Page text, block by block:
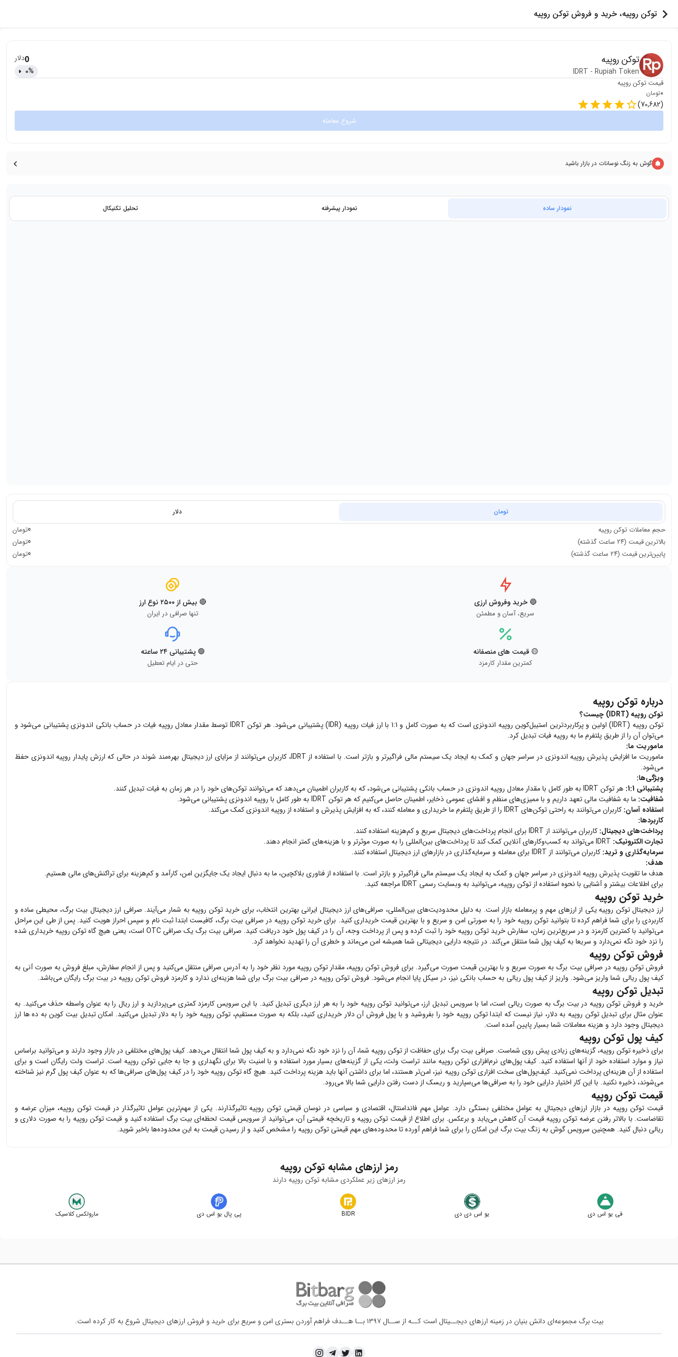
توکن روپیه، خرید و فروش توکن روپیه
توکن روپیه
IDRT - Rupiah Token
0دلار
0%
قیمت توکن روپیه
0تومان
(
70,682
)
شروع معامله
گوش به زنگ نوسانات در بازار باشید
نمودار ساده نمودار پیشرفته تحلیل تکنیکال
تومان دلار
حجم معاملات توکن روپیه 0تومان
بالاترین قیمت (۲۴ ساعت گذشته)
0تومان
پایین‌ترین قیمت (۲۴ ساعت گذشته)
0تومان
🔵 خرید وفروش ارزی
سریع، آسان و مطمئن
🔴 بیش از ۲۵۰۰ نوع ارز
تنها صرافی در ایران
🟡 قیمت های منصفانه
کمترین مقدار کارمزد
🟢 پشتیبانی ۲۴ ساعته
حتی در ایام تعطیل
درباره توکن روپیه
توکن روپیه (IDRT) چیست؟
توکن روپیه (IDRT) اولین و پرکاربردترین استیبل‌کوین روپیه اندونزی است که به صورت کامل و 1:1 با ارز فیات روپیه (IDR) پشتیبانی می‌شود. هر توکن IDRT توسط مقدار معادل روپیه فیات در حساب بانکی اندونزی پشتیبانی می‌شود و
می‌توان آن را از طریق پلتفرم ما به روپیه فیات تبدیل کرد.
ماموریت ما:
ماموریت ما افزایش پذیرش روپیه اندونزی در سراسر جهان و کمک به ایجاد یک سیستم مالی فراگیرتر و بازتر است. با استفاده از IDRT، کاربران می‌توانند از مزایای ارز دیجیتال بهره‌مند شوند در حالی که ارزش پایدار روپیه اندونزی حفظ
می‌شود.
ویژگی‌ها:
پشتیبانی 1:1:
هر توکن IDRT به طور کامل با مقدار معادل روپیه اندونزی در حساب بانکی پشتیبانی می‌شود، که به کاربران اطمینان می‌دهد که می‌توانند توکن‌های خود را در هر زمان به فیات تبدیل کنند.
شفافیت: ما به شفافیت مالی تعهد داریم و با ممیزی‌های منظم و افشای عمومی ذخایر، اطمینان حاصل می‌کنیم که هر توکن IDRT به طور کامل با روپیه اندونزی پشتیبانی می‌شود.
استفاده آسان: کاربران می‌توانند به راحتی توکن‌های IDRT را از طریق پلتفرم ما خریداری و معامله کنند، که به افزایش پذیرش و استفاده از روپیه اندونزی کمک می‌کند.
کاربردها:
پرداخت‌های دیجیتال: کاربران می‌توانند از IDRT برای انجام پرداخت‌های دیجیتال سریع و کم‌هزینه استفاده کنند.
تجارت الکترونیک:
سرمایه‌گذاری و ترید: کاربران می‌توانند از IDRT برای معامله و سرمایه‌گذاری در بازارهای ارز دیجیتال استفاده کنند.
هدف:
هدف ما تقویت پذیرش روپیه اندونزی در سراسر جهان و کمک به ایجاد یک سیستم مالی فراگیرتر و بازتر است. با استفاده از فناوری بلاکچین، ما به دنبال ایجاد یک جایگزین امن، کارآمد و کم‌هزینه برای تراکنش‌های مالی هستیم.
برای اطلاعات بیشتر و آشنایی با نحوه استفاده از توکن روپیه، می‌توانید به وبسایت رسمی IDRT مراجعه کنید.
خرید توکن روپیه
ارز دیجیتالتوکن روپیهیکی از ارزهای مهم و پرمعامله بازار است. به دلیل محدودیت‌های بین‌المللی، صرافی‌های ارز دیجیتال ایرانی بهترین انتخاب، برای خریدتوکن روپیهبه شمار می‌آیند. صرافی ارز دیجیتال بیت برگ، محیطی ساده و
کاربردی را برای شما فراهم کرده تا بتوانید توکن روپیهخود را به صورتی امن و سریع و با بهترین قیمت خریداری کنید. برای خریدتوکن روپیه در صرافی بیت برگ، کافیست ابتدا ثبت نام و سپس احراز هویت کنید. پس از طی این مراحل
می‌توانید با کمترین کارمزد و در سریع‌ترین زمان، سفارش خرید توکن روپیهخود را ثبت کرده و پس از پرداخت وجه، آن را در کیف پول خود دریافت کنید. صرافی بیت برگ یک صرافی OTC است، یعنی هیچ گاه توکن روپیهخریداری شده
را نزد خود نگه نمی‌دارد و سریعا به کیف پول شما منتقل می‌کند. در نتیجه دارایی دیجیتالی شما همیشه امن می‌ماند و خطری آن را تهدید نخواهد کرد.
فروش توکن روپیه
فروشتوکن روپیهدر صرافی بیت برگ به صورت سریع و با بهترین قیمت صورت می‌گیرد. برای فروشتوکن روپیه، مقدار توکن روپیهمورد نظر خود را به آدرس صرافی منتقل می‌کنید و پس از انجام سفارش، مبلغ فروش به صورت آنی به
کیف پول ریالی شما واریز می‌شود. واریز از کیف پول ریالی به حساب بانکی نیز، در سیکل پایا انجام می‌شود. فروشتوکن روپیهدر صرافی بیت برگ برای شما هزینه‌ای ندارد و کارمزد فروشتوکن روپیهدر بیت برگ رایگان می‌باشد.
تبدیل توکن روپیه
خرید و فروش توکن روپیه در بیت برگ به صورت ریالی است، اما با سرویس تبدیل ارز، می‌توانید توکن روپیه خود را به هر ارز دیگری تبدیل کنید. با این سرویس کارمزد کمتری می‌پردازید و ارز ریال را به عنوان واسطه حذف می‌کنید. به
عنوان مثال برای تبدیلتوکن روپیه به دلار، نیاز نیست که ابتداتوکن روپیهخود را بفروشید و با پول فروش آن دلار خریداری کنید، بلکه به صورت مستقیم، توکن روپیه خود را به دلار تبدیل می‌کنید. امکان تبدیل بیت کوین به ده ها ارز
دیجیتال وجود دارد و هزینه معاملات شما بسیار پایین آمده است.
کیف پول توکن روپیه
برای ذخیرهتوکن روپیه، گزینه‌های زیادی پیش روی شماست. صرافی بیت برگ برای حفاظت از توکن روپیه شما، آن را نزد خود نگه نمی‌دارد و به کیف پول شما انتقال می‌دهد. کیف پول‌های مختلفی در بازار وجود دارند و می‌توانید براساس
نیاز و موارد استفاده خود از آنها استفاده کنید. کیف پول‌های نرم‌افزاری توکن روپیه مانند تراست ولت، یکی از گزینه‌های بسیار مورد استفاده و با امنیت بالا برای نگهداری و جا به جاییتوکن روپیهاست. تراست ولت رایگان است و برای
استفاده از آن هزینه‌ای پرداخت نمی‌کنید. کیف‌پول‌های سخت افزاریتوکن روپیه نیز، امن‌تر هستند، اما برای داشتن آنها باید هزینه پرداخت کنید. هیچ گاهتوکن روپیهخود را در کیف پول‌های صرافی‌ها که به عنوان کیف پول گرم نیز شناخته
می‌شوند، ذخیره نکنید. با این کار اختیار دارایی خود را به صرافی‌ها می‌سپارید و ریسک از دست رفتن دارایی شما بالا می‌رود.
قیمت توکن روپیه
قیمت توکن روپیه در بازار ارزهای دیجیتال به عوامل مختلفی بستگی دارد. عوامل مهم فاندامنتال، اقتصادی و سیاسی در نوسان قیمتی توکن روپیه تاثیرگذارند. یکی از مهم‌ترین عوامل تاثیرگذار در قیمتتوکن روپیه، میزان عرضه و
تقاضاست. با بالاتر رفتن عرضه توکن روپیهقیمت آن کاهش می‌یابد و برعکس. برای اطلاع از قیمت توکن روپیهو تاریخچه قیمتی آن، می‌توانید از سرویس قیمت لحظه‌ای بیت برگ استفاده کنید و قیمتتوکن روپیه را به صورت دلاری و
ریالی دنبال کنید. همچنین سرویس گوش به زنگ بیت برگ این امکان را برای شما فراهم آورده تا محدوده‌های مهم قیمتی توکن روپیه را مشخص کنید و از رسیدن قیمت به این محدوده‌ها باخبر شوید.
رمز ارزهای مشابه توکن روپیه
رمز ارزهای زیر عملکردی مشابهتوکن روپیهدارند
فی یو اس دی یو اس دی دی BIDR پی پال یو اس دی مارولکس کلاسیک
بیت برگ مجموعه‌ای دانش بنیان در زمینه ارزهای دیجــیتال است کــه از ســال ۱۳۹۷ بــا هــدف فراهم آوردن بستری امن و سریع برای خرید و فروش ارزهای دیجیتال شروع به کار کرده است.